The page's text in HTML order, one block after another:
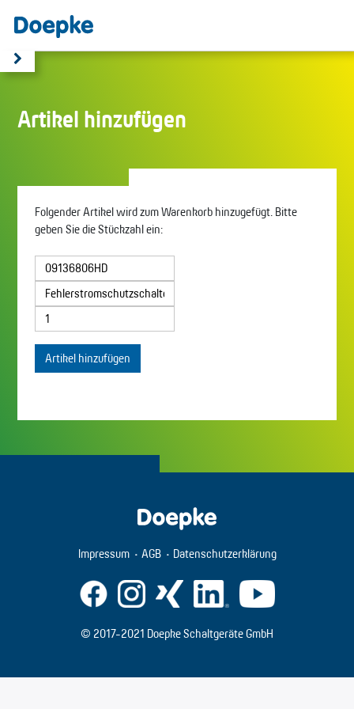
Artikel hinzufügen
Folgender Artikel wird zum Warenkorb hinzugefügt. Bitte
geben Sie die Stückzahl ein:
Artikel hinzufügen
Impressum AGB Datenschutzerklärung
© 2017-2021 Doepke Schaltgeräte GmbH